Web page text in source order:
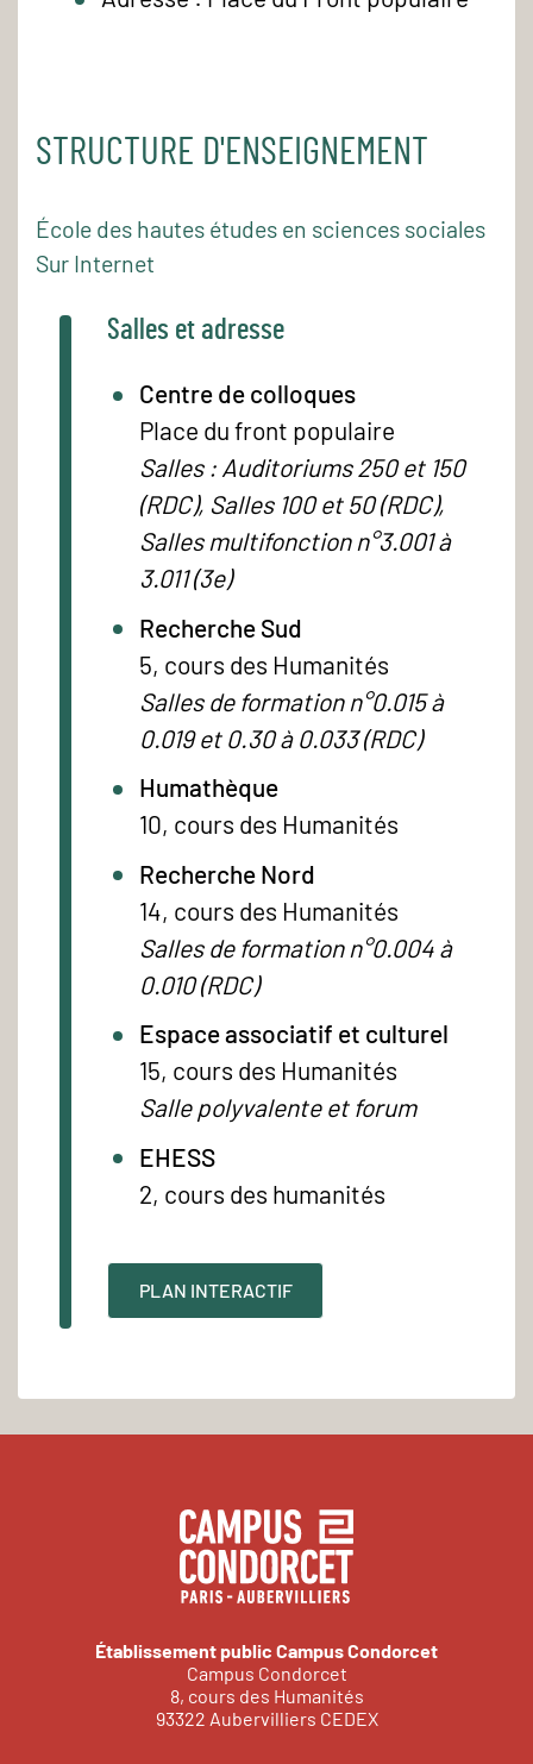
STRUCTURE D'ENSEIGNEMENT
École des hautes études en sciences sociales
Sur Internet
Salles et adresse
Centre de colloques
Place du front populaire
Salles : Auditoriums 250 et 150
(RDC), Salles 100 et 50 (RDC),
Salles multifonction n°3.001 à
3.011 (3e)
Recherche Sud
5, cours des Humanités
Salles de formation n°0.015 à
0.019 et 0.30 à 0.033 (RDC)
Humathèque
10, cours des Humanités
Recherche Nord
14, cours des Humanités
Salles de formation n°0.004 à
0.010 (RDC)
Espace associatif et culturel
15, cours des Humanités
Salle polyvalente et forum
EHESS
2, cours des humanités
PLAN INTERACTIF
Établissement public Campus Condorcet
Campus Condorcet
8, cours des Humanités
93322 Aubervilliers CEDEX